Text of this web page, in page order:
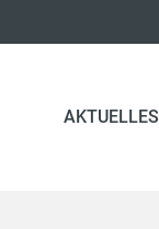
AKTUELLES